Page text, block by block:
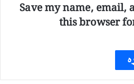
Save my name, email,
this browser